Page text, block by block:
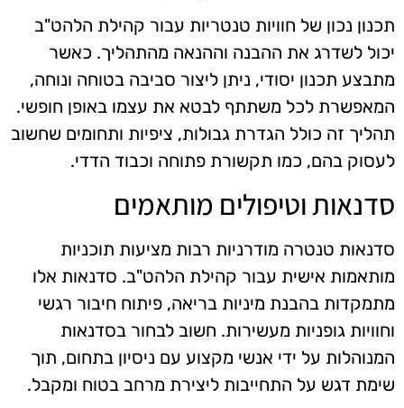
תכנון נכון של חוויות טנטריות עבור קהילת הלהט"ב
יכול לשדרג את ההבנה וההנאה מהתהליך. כאשר
מתבצע תכנון יסודי, ניתן ליצור סביבה בטוחה ונוחה,
המאפשרת לכל משתתף לבטא את עצמו באופן חופשי.
תהליך זה כולל הגדרת גבולות, ציפיות ותחומים שחשוב
לעסוק בהם, כמו תקשורת פתוחה וכבוד הדדי.
סדנאות וטיפולים מותאמים
סדנאות טנטרה מודרניות רבות מציעות תוכניות
מותאמות אישית עבור קהילת הלהט"ב. סדנאות אלו
מתמקדות בהבנת מיניות בריאה, פיתוח חיבור רגשי
וחוויות גופניות מעשירות. חשוב לבחור בסדנאות
המנוהלות על ידי אנשי מקצוע עם ניסיון בתחום, תוך
שימת דגש על התחייבות ליצירת מרחב בטוח ומקבל.